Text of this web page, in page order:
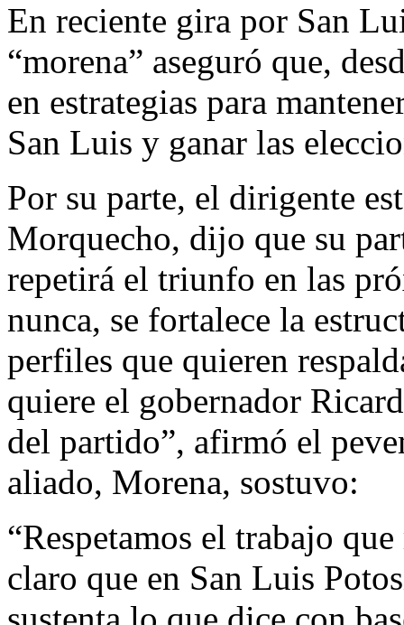
En reciente gira por San
“morena” aseguró que,
en estrategias para
San Luis y ganar las
Por su parte, el dirigente
Morquecho, dijo que su
repetirá el triunfo en las
nunca, se fortalece la
perfiles que quieren
quiere el gobernador
del partido”, afirmó el
aliado, Morena, sostuvo:
“Respetamos el trabajo
claro que en San Luis